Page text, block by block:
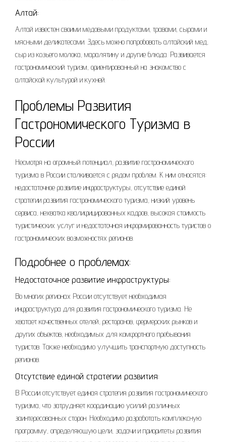
Алтай:
Алтай известен своими медовыми продуктами, травами, сырами и
мясными деликатесами. Здесь можно попробовать алтайский мед,
сыр из козьего молока, маралятину и другие блюда. Развивается
гастрономический туризм, ориентированный на знакомство с
алтайской культурой и кухней.
Проблемы Развития
Гастрономического Туризма в
России
Несмотря на огромный потенциал, развитие гастрономического
туризма в России сталкивается с рядом проблем. К ним относятся:
недостаточное развитие инфраструктуры, отсутствие единой
стратегии развития гастрономического туризма, низкий уровень
сервиса, нехватка квалифицированных кадров, высокая стоимость
туристических услуг и недостаточная информированность туристов о
гастрономических возможностях регионов.
Подробнее о проблемах:
Недостаточное развитие инфраструктуры:
Во многих регионах России отсутствует необходимая
инфраструктура для развития гастрономического туризма. Не
хватает качественных отелей, ресторанов, фермерских рынков и
других объектов, необходимых для комфортного пребывания
туристов. Также необходимо улучшить транспортную доступность
регионов.
Отсутствие единой стратегии развития:
В России отсутствует единая стратегия развития гастрономического
туризма, что затрудняет координацию усилий различных
заинтересованных сторон. Необходимо разработать комплексную
программу, определяющую цели, задачи и приоритеты развития